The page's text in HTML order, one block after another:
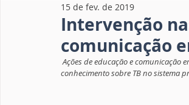
Intervenção
comunicação
15 de fev. de 2019
Ações de educação e comunicação
conhecimento sobre TB no sistema